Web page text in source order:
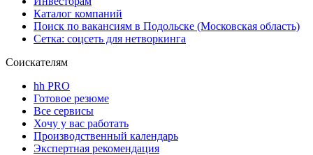
Каталог компаний
Поиск по вакансиям в Подольске (Московская область)
Сетка: соцсеть для нетворкинга
Соискателям
hh PRO
Готовое резюме
Все сервисы
Хочу у вас работать
Производственный календарь
Экспертная рекомендация